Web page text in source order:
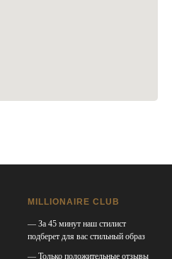
MILLIONAIRE CLUB
— За 45 минут наш стилист
подберет для вас стильный образ
— Только положительные отзывы